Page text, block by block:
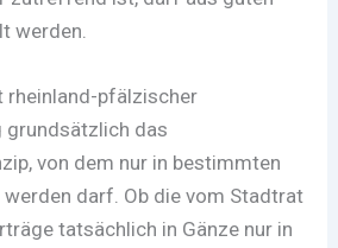
werden.
rheinland-pfälzischer
grundsätzlich das
von dem nur in bestimmten
werden darf. Ob die vom Stadtrat
tatsächlich in Gänze nur in